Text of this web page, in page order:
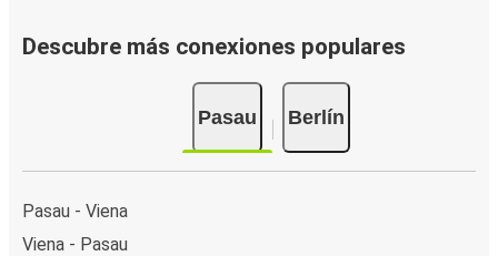
Descubre más conexiones populares
Pasau Berlín
Pasau - Viena
Viena - Pasau